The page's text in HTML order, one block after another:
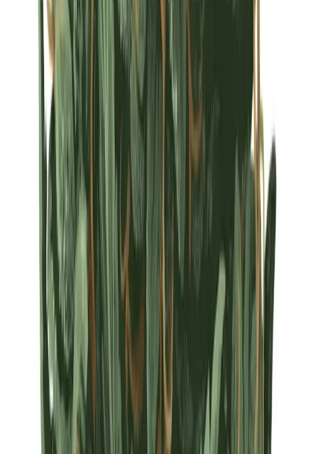
Sativa Strains Indica Strains Hybrid Strains
Standorte